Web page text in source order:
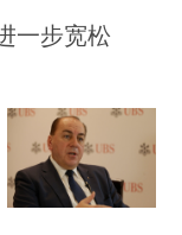
一步宽松